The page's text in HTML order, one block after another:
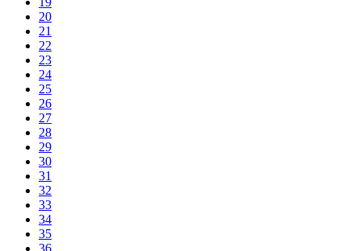
20
21
22
23
24
25
26
27
28
29
30
31
32
33
34
35